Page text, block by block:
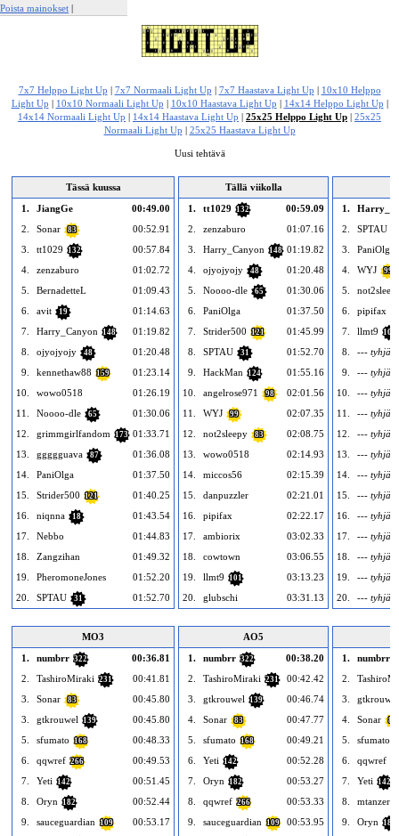
Poista mainokset |
7x7 Helppo Light Up 7x7 Normaali Light Up 7x7 Haastava Light Up
10x10 Helppo
Light Up
10x10 Normaali Light Up 10x10 Haastava Light Up 14x14 Helppo Light Up
14x14 Normaali Light Up
14x14 Haastava Light Up 25x25 Helppo Light Up
25x25
Normaali Light Up
25x25 Haastava Light Up
Uusi tehtävä
Tässä kuussa
1.
JiangGe
00:49.00
2.
Sonar 83
00:52.91
3.
tt1029 132
00:57.84
4.
zenzaburo
01:02.72
5.
BernadetteL
01:09.43
6.
avit 19
01:14.63
7.
Harry_Canyon 148
01:19.82
8.
ojyojyojy 48
01:20.48
9.
kennethaw88 159
01:23.14
10.
wowo0518
01:26.19
11.
Noooo-dle 65
01:30.06
12.
grimmgirlfandom 173 01:33.71
13.
ggggguava 87
01:36.08
14.
PaniOlga
01:37.50
15.
Strider500 121
01:40.25
16.
niqnna 18
01:43.54
17.
Nebbo
01:44.83
18.
Zangzihan
01:49.32
19.
PheromoneJones
01:52.20
20.
SPTAU 31 01:52.70
Tällä viikolla
1.
tt1029 132
00:59.09
2.
zenzaburo
01:07.16
3.
Harry_Canyon 148 01:19.82
4.
ojyojyojy 48
01:20.48
5.
Noooo-dle 65
01:30.06
6.
PaniOlga
01:37.50
7.
Strider500 121
01:45.99
8.
SPTAU 31
01:52.70
9.
HackMan 124
01:55.16
10.
angelrose971 98
02:01.56
11.
WYJ 99
02:07.35
12.
not2sleepy 83
02:08.75
13.
wowo0518
02:14.93
14.
miccos56
02:15.39
15.
danpuzzler
02:21.01
16.
pipifax
02:22.17
17.
ambiorix
03:02.33
18.
cowtown
03:06.55
19.
llmt9 101
03:13.23
20.
glubschi 03:31.13
1.
2.
SPTAU
3.
PaniOlga
4.
WYJ 99
5.
6.
pipifax
7.
llmt9 101
8.
--- tyhjä
9.
--- tyhjä
10.
--- tyhjä
11.
--- tyhjä
12.
--- tyhjä
13.
--- tyhjä
14.
--- tyhjä
15.
--- tyhjä
16.
--- tyhjä
17.
--- tyhjä
18.
--- tyhjä
19.
--- tyhjä
20.
--- tyhjä
MO3
1.
numbrr 322
00:36.81
2.
TashiroMiraki 231
00:41.81
3.
Sonar 83
00:45.80
3.
gtkrouwel 139
00:45.80
5.
sfumato 168
00:48.33
6.
qqwref 266
00:49.53
7.
Yeti 142
00:51.45
8.
Oryn 182
00:52.44
9.
sauceguardian 109
00:53.17
AO5
1.
numbrr 322
00:38.20
2.
TashiroMiraki 231
00:42.42
3.
gtkrouwel 139
00:46.74
4.
Sonar 83
00:47.77
5.
sfumato 168
00:49.21
6.
Yeti 142
00:52.28
7.
Oryn 182
00:53.27
8.
qqwref 266
00:53.33
9.
sauceguardian 109
00:53.95
1.
numbrr
2.
3.
gtkrouwel
4.
Sonar 83
5. sfumato
6. qqwref
7. Yeti 142
8. mtanzer
9. Oryn 182